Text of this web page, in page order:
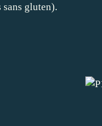
sans gluten).